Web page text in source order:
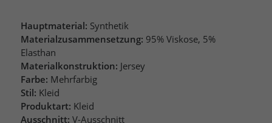
Hauptmaterial: Synthetik
Materialzusammensetzung: 95% Viskose, 5%
Elasthan
Materialkonstruktion: Jersey
Farbe: Mehrfarbig
Stil: Kleid
Produktart: Kleid
Ausschnitt: V-Ausschnitt